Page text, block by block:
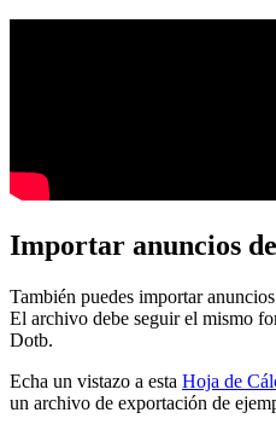
Importar anuncios
También puedes importar
El archivo debe seguir el mismo
Dotb.
Echa un vistazo a esta Hoja de
un archivo de exportación de